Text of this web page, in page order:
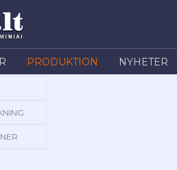
PRODUKTION NYHETER